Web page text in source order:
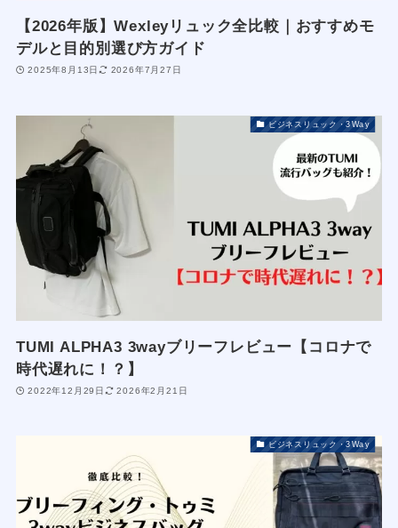
【2026年版】Wexleyリュック全比較｜おすすめモ
デルと目的別選び方ガイド
2025年8月13日 2026年7月27日
ビジネスリュック・3Way
TUMI ALPHA3 3wayブリーフレビュー【コロナで
時代遅れに！？】
2022年12月29日 2026年2月21日
ビジネスリュック・3Way